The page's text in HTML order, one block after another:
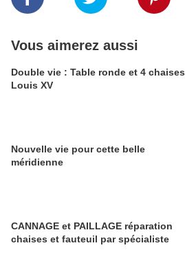
Vous aimerez aussi
Double vie : Table ronde et 4 chaises
Louis XV
Nouvelle vie pour cette belle
méridienne
CANNAGE et PAILLAGE réparation
chaises et fauteuil par spécialiste